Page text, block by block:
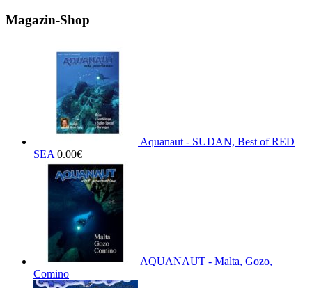
Magazin-Shop
Aquanaut - SUDAN, Best of RED
SEA 0.00€
AQUANAUT - Malta, Gozo,
Comino